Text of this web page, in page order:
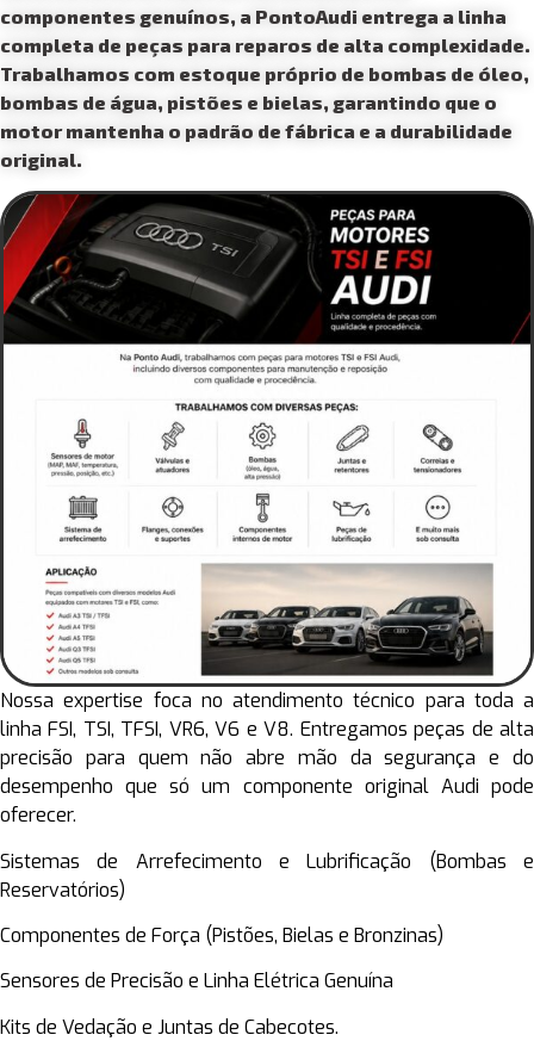
componentes genuínos, a PontoAudi entrega a linha
completa de peças para reparos de alta complexidade.
Trabalhamos com estoque próprio de bombas de óleo,
bombas de água, pistões e bielas, garantindo que o
motor mantenha o padrão de fábrica e a durabilidade
original.
Nossa expertise foca no atendimento técnico para toda a
linha FSI, TSI, TFSI, VR6, V6 e V8. Entregamos peças de alta
precisão para quem não abre mão da segurança e do
desempenho que só um componente original Audi pode
oferecer.
Sistemas de Arrefecimento e Lubrificação (Bombas e
Reservatórios)
Componentes de Força (Pistões, Bielas e Bronzinas)
Sensores de Precisão e Linha Elétrica Genuína
Kits de Vedação e Juntas de Cabecotes.